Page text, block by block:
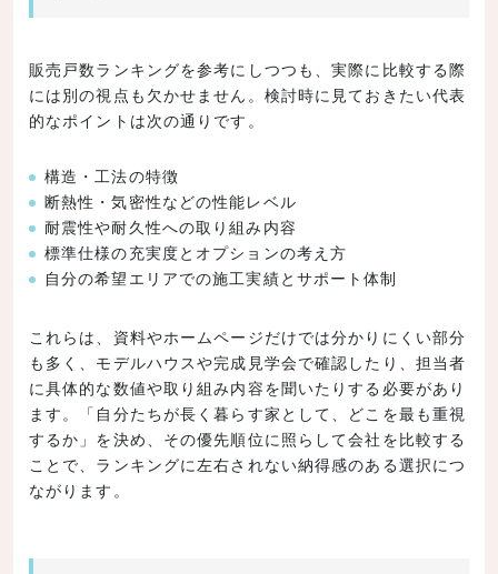
販売戸数ランキングを参考にしつつも、実際に比較する際
には別の視点も欠かせません。検討時に見ておきたい代表
的なポイントは次の通りです。
構造・工法の特徴
断熱性・気密性などの性能レベル
耐震性や耐久性への取り組み内容
標準仕様の充実度とオプションの考え方
自分の希望エリアでの施工実績とサポート体制
これらは、資料やホームページだけでは分かりにくい部分
も多く、モデルハウスや完成見学会で確認したり、担当者
に具体的な数値や取り組み内容を聞いたりする必要があり
ます。「自分たちが長く暮らす家として、どこを最も重視
するか」を決め、その優先順位に照らして会社を比較する
ことで、ランキングに左右されない納得感のある選択につ
ながります。